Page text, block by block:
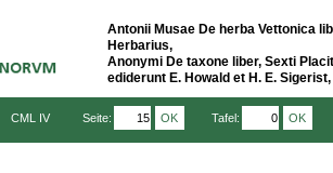
Antonii Musae De herba Vettonica
Herbarius,
Anonymi De taxone liber, Sexti
ediderunt E. Howald et H. E.
CML IV Seite: OK Tafel: OK